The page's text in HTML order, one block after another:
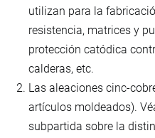
utilizan para la
resistencia, matrices y
protección catódica
calderas, etc.
Las aleaciones cinc-
artículos moldeados).
subpartida sobre la